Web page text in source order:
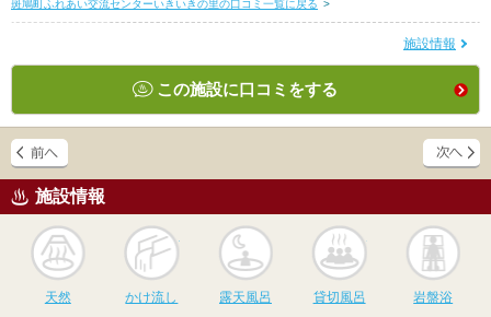
斑鳩町ふれあい交流センターいきいきの里の口コミ一覧に戻る >
施設情報
この施設に口コミをする
施設情報
天然
かけ流し
かけ流し
露天風呂
露天風呂
貸切風呂
貸切風呂 岩盤浴